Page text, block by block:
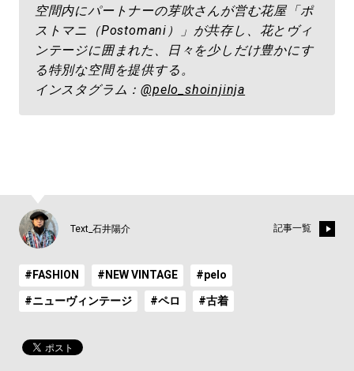
空間内にパートナーの芽吹さんが営む花屋「ポ
ストマニ（Postomani）」が共存し、花とヴィ
ンテージに囲まれた、日々を少しだけ豊かにす
る特別な空間を提供する。
インスタグラム：@pelo_shoinjinja
Text_石井陽介 記事一覧
#FASHION #NEW VINTAGE #pelo
#ニューヴィンテージ #ペロ #古着